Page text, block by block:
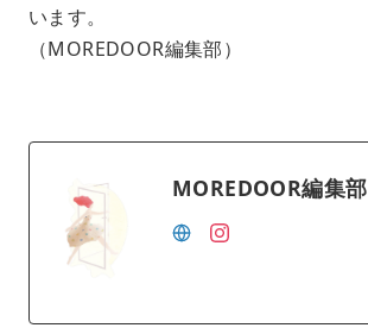
います。
（MOREDOOR編集部）
MOREDOOR編集部